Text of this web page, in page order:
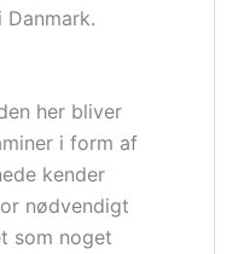
her bliver
i form af
kender
nødvendigt
som noget